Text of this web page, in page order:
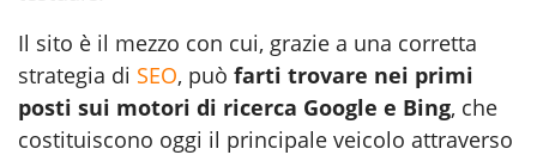
Il sito è il mezzo con cui, grazie a una corretta
strategia di SEO, può farti trovare nei primi
posti sui motori di ricerca Google e Bing, che
costituiscono oggi il principale veicolo attraverso